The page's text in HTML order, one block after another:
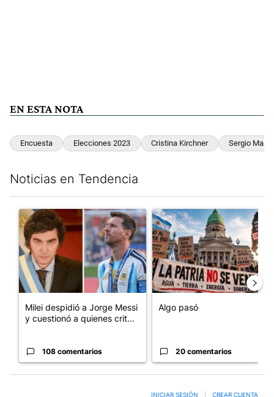
EN ESTA NOTA
Encuesta Elecciones 2023 Cristina Kirchner Sergio
Noticias en Tendencia
Un artículo de tendencia con el título "Milei despidió a Jorge
Milei despidió a Jorge Messi
y cuestionó a quienes crit...
108 comentarios
Un artículo de tendencia con
Algo pasó
20 comentarios
INICIAR SESIÓN CREAR CUENTA